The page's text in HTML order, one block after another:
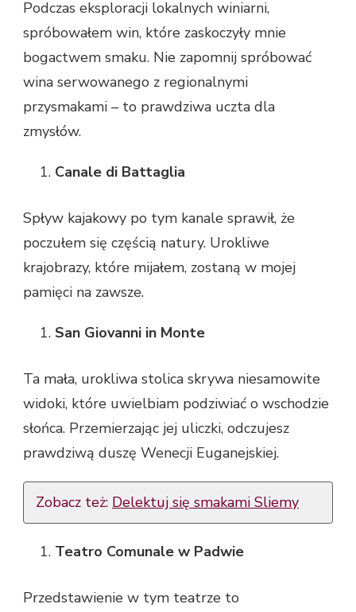
Podczas eksploracji lokalnych winiarni,
spróbowałem win, które zaskoczyły mnie
bogactwem smaku. Nie zapomnij spróbować
wina serwowanego z regionalnymi
przysmakami – to prawdziwa uczta dla
zmysłów.
Canale di Battaglia
Spływ kajakowy po tym kanale sprawił, że
poczułem się częścią natury. Urokliwe
krajobrazy, które mijałem, zostaną w mojej
pamięci na zawsze.
San Giovanni in Monte
Ta mała, urokliwa stolica skrywa niesamowite
widoki, które uwielbiam podziwiać o wschodzie
słońca. Przemierzając jej uliczki, odczujesz
prawdziwą duszę Wenecji Euganejskiej.
Zobacz też: Delektuj się smakami Sliemy
Teatro Comunale w Padwie
Przedstawienie w tym teatrze to